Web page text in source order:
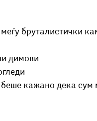
бруталистички
димови
беше кажано дека